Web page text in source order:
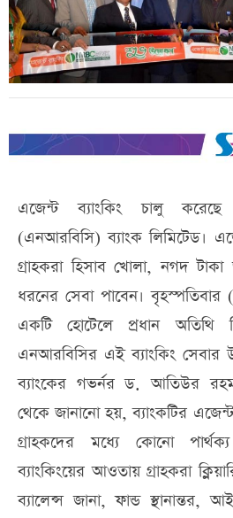
এজেন্ট ব্যাংকিং চালু করেছে
(এনআরবিসি) ব্যাংক লিমিটেড।
গ্রাহকরা হিসাব খোলা, নগদ
ধরনের সেবা পাবেন। বৃহস্পতিবার
একটি হোটেলে প্রধান অতিথি
এনআরবিসির এই ব্যাংকিং সেবার
ব্যাংকের গভর্নর ড. আতিউর
থেকে জানানো হয়, ব্যাংকটির
গ্রাহকদের মধ্যে কোনো
ব্যাংকিংয়ের আওতায় গ্রাহকরা
ব্যালেন্স জানা, ফান্ড